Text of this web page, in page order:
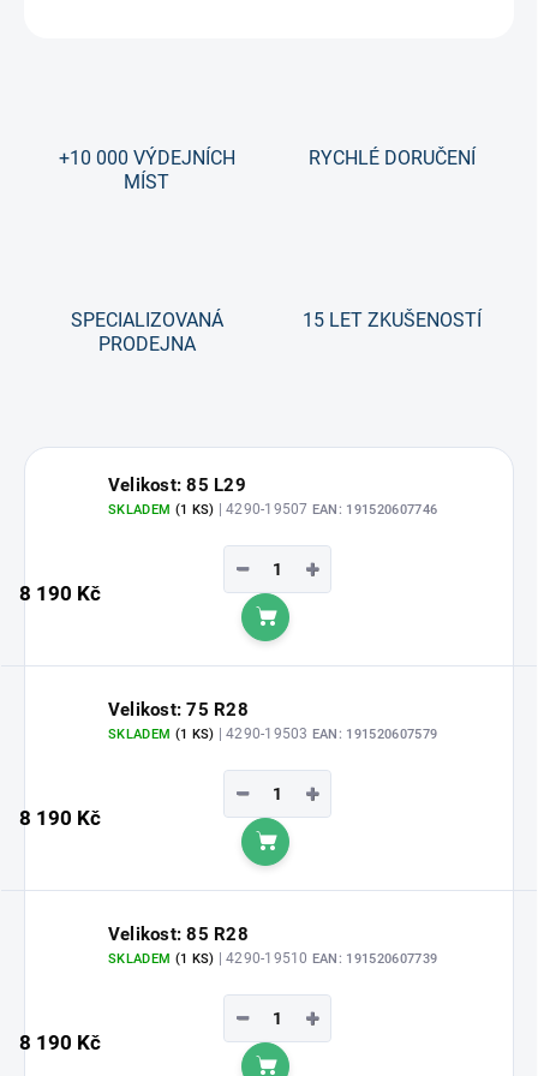
+10 000 VÝDEJNÍCH
MÍST
RYCHLÉ DORUČENÍ
SPECIALIZOVANÁ
PRODEJNA
15 LET ZKUŠENOSTÍ
Velikost: 85 L29
SKLADEM (1 KS) | 4290-19507 EAN: 191520607746
8 190 Kč
+
−
Do košíku
Velikost: 75 R28
SKLADEM (1 KS) | 4290-19503 EAN: 191520607579
8 190 Kč
+
−
Do košíku
Velikost: 85 R28
SKLADEM (1 KS) | 4290-19510 EAN: 191520607739
8 190 Kč
+
−